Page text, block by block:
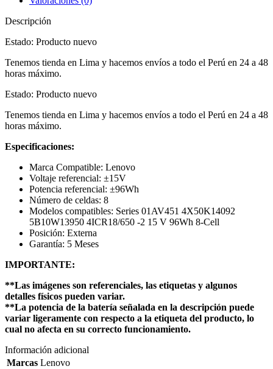
Descripción
Estado: Producto nuevo
Tenemos tienda en Lima y hacemos envíos a todo el Perú en 24 a 48
horas máximo.
Estado: Producto nuevo
Tenemos tienda en Lima y hacemos envíos a todo el Perú en 24 a 48
horas máximo.
Especificaciones:
Marca Compatible: Lenovo
Voltaje referencial: ±15V
Potencia referencial: ±96Wh
Número de celdas: 8
Modelos compatibles: Series 01AV451 4X50K14092
5B10W13950 4ICR18/650 -2 15 V 96Wh 8-Cell
Posición: Externa
Garantía: 5 Meses
IMPORTANTE:
**Las imágenes son referenciales, las etiquetas y algunos
detalles físicos pueden variar.
**La potencia de la batería señalada en la descripción puede
variar ligeramente con respecto a la etiqueta del producto, lo
cual no afecta en su correcto funcionamiento.
Información adicional
Marcas Lenovo